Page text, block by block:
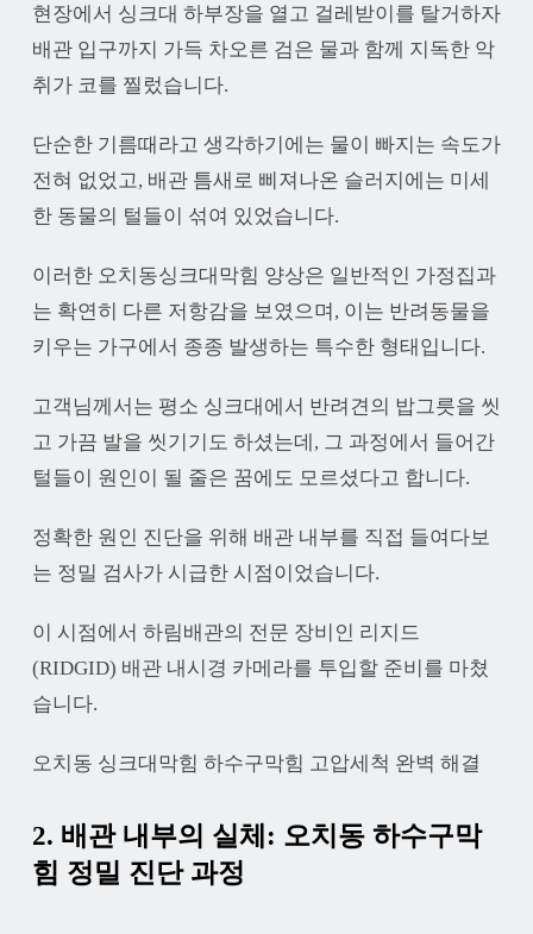
현장에서 싱크대 하부장을 열고 걸레받이를 탈거하자
배관 입구까지 가득 차오른 검은 물과 함께 지독한 악
취가 코를 찔렀습니다.
단순한 기름때라고 생각하기에는 물이 빠지는 속도가
전혀 없었고, 배관 틈새로 삐져나온 슬러지에는 미세
한 동물의 털들이 섞여 있었습니다.
이러한 오치동싱크대막힘 양상은 일반적인 가정집과
는 확연히 다른 저항감을 보였으며, 이는 반려동물을
키우는 가구에서 종종 발생하는 특수한 형태입니다.
고객님께서는 평소 싱크대에서 반려견의 밥그릇을 씻
고 가끔 발을 씻기기도 하셨는데, 그 과정에서 들어간
털들이 원인이 될 줄은 꿈에도 모르셨다고 합니다.
정확한 원인 진단을 위해 배관 내부를 직접 들여다보
는 정밀 검사가 시급한 시점이었습니다.
이 시점에서 하림배관의 전문 장비인 리지드
(RIDGID) 배관 내시경 카메라를 투입할 준비를 마쳤
습니다.
오치동 싱크대막힘 하수구막힘 고압세척 완벽 해결
2. 배관 내부의 실체: 오치동 하수구막
힘 정밀 진단 과정